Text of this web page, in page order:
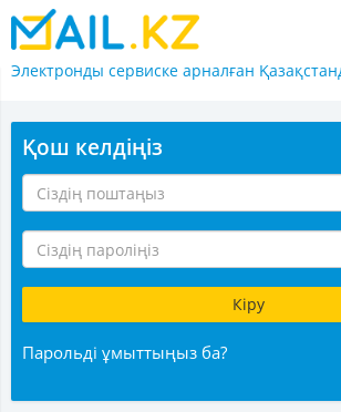
Электронды сервиске арналған
Қош келдіңіз
Парольді ұмыттыңыз ба?